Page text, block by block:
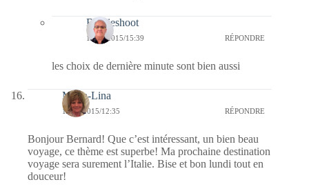
Bernieshoot
17/03/2015/15:39 RÉPONDRE
les choix de dernière minute sont bien aussi
Maria-Lina
16/03/2015/12:35 RÉPONDRE
Bonjour Bernard! Que c’est intéressant, un bien beau
voyage, ce thème est superbe! Ma prochaine destination
voyage sera surement l’Italie. Bise et bon lundi tout en
douceur!